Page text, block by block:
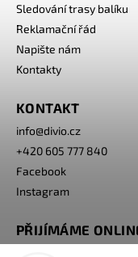
Sledování trasy balíku
Reklamační řád
Napište nám
Kontakty
KONTAKT
info@divio.cz
+420 605 777 840
Facebook
Instagram
PŘIJÍMÁME